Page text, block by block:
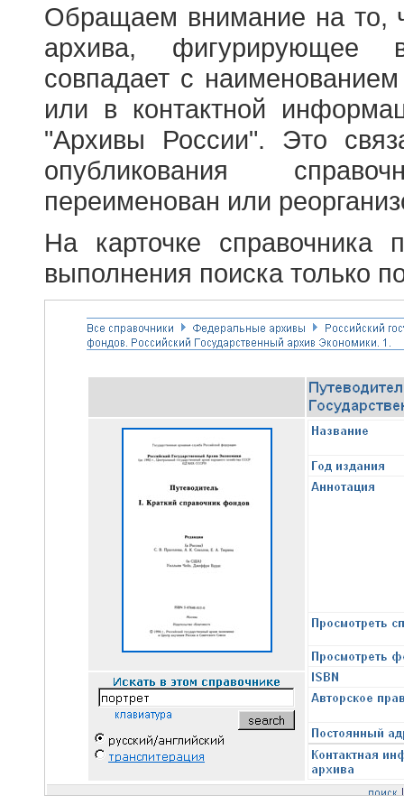
Обращаем внимание на то,
архива, фигурирующее
совпадает с
или в контактной
"Архивы России". Это
опубликования
переименован или
На карточке справочника
выполнения поиска только